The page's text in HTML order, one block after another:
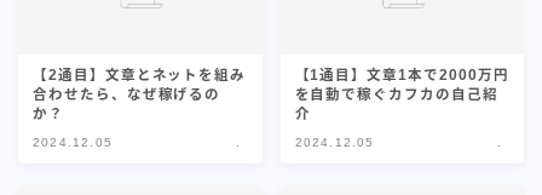
【2通目】文章とネットを組み
合わせたら、なぜ稼げるの
か？
2024.12.05
【1通目】文章1本で2000万円
を自動で稼ぐカフカの自己紹
介
2024.12.05